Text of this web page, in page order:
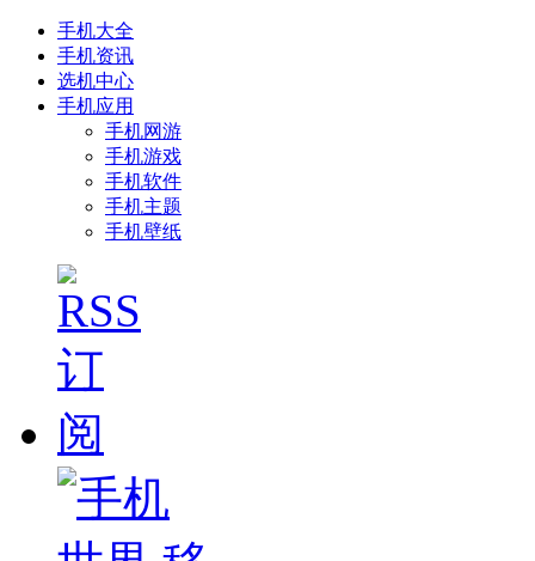
手机大全
手机资讯
选机中心
手机应用
手机网游
手机游戏
手机软件
手机主题
手机壁纸